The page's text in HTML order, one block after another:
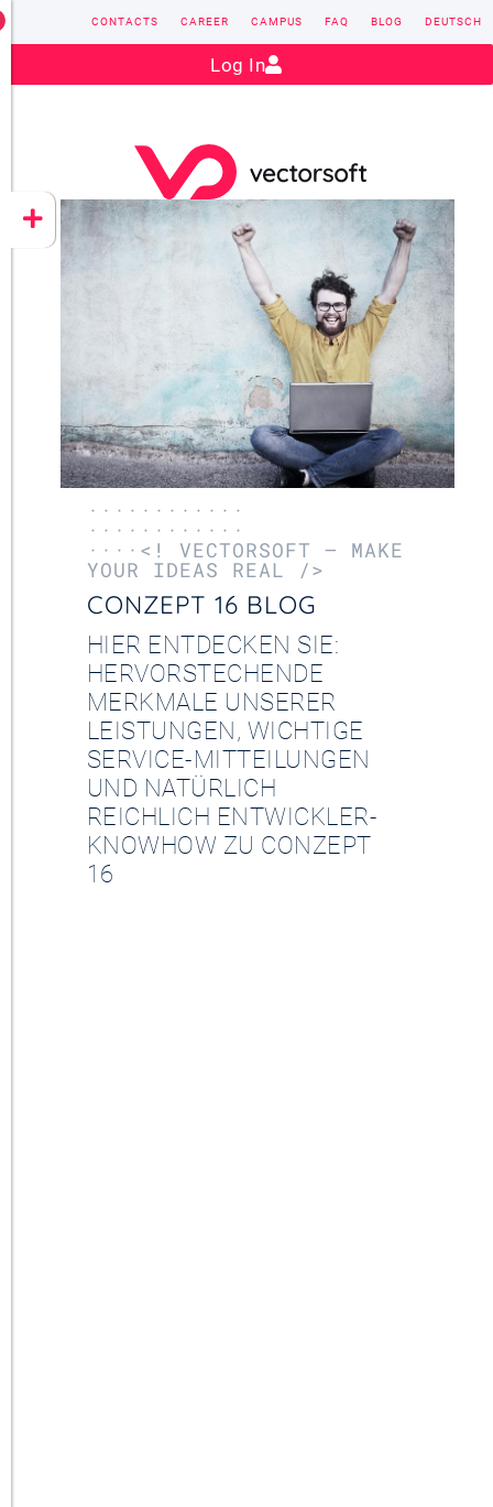
CONZEPT 16
YEET
Contact: sales@vectorsoft.de
CONTACTS CAREER CAMPUS FAQ BLOG DEUTSCH
Log In
············
············
····<! VECTORSOFT – MAKE
YOUR IDEAS REAL />
CONZEPT 16 BLOG
HIER ENTDECKEN SIE:
HERVORSTECHENDE
MERKMALE UNSERER
LEISTUNGEN, WICHTIGE
SERVICE-MITTEILUNGEN
UND NATÜRLICH
REICHLICH ENTWICKLER-
KNOWHOW ZU CONZEPT
16